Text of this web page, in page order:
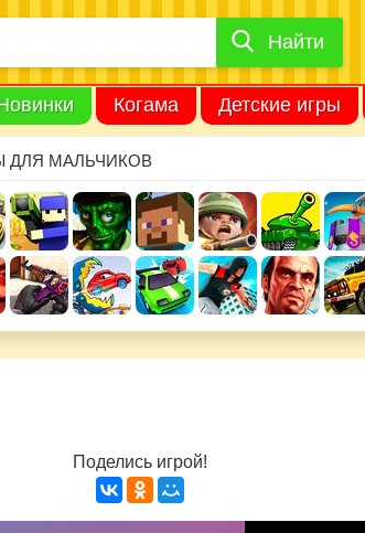
Найти
Когама Детские игры
ДЛЯ МАЛЬЧИКОВ
Поделись игрой!